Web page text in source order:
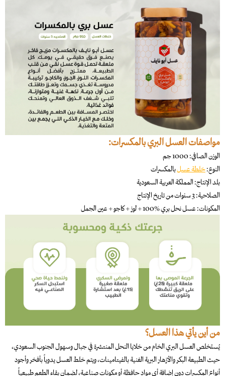
مواصفات العسل البري بالمكسرات:
الوزن الصافي: 1000 جم
النوع:خلطة عسلبالمكسرات
بلد الإنتاج: المملكة العربية السعودية
الصلاحية: 3 سنوات من تاريخ الإنتاج
المكونات: عسل نحل بري %100 + لوز + كاجو + عين الجمل
من أين يأتي هذا العسل؟
يُستخلص العسل البري الخام من خلايا النحل المنتشرة في جبال وسهول الجنوب السعودي،
حيث الطبيعة البكر والأزهار البرية الغنية بالفيتامينات، ويتم خلط العسل يدوياً بأفخر وأجود
أنواع المكسرات دون إضافة أي مواد حافظة أو مكونات صناعية، لضمان بقاء الطعم طبيعياً